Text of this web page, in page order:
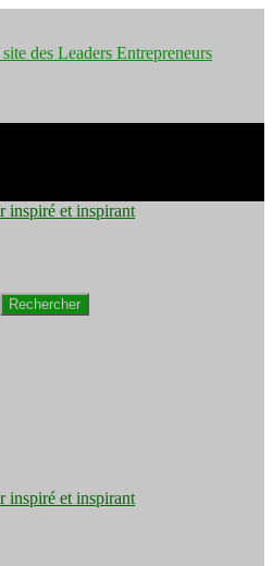
Pourquoi
inspiré et inspirant
inspiré et inspirant